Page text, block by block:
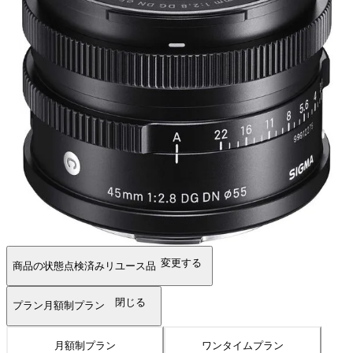
商品の状態点検済みリユース品 変更する
プラン 月額制プラン 閉じる
月額制プラン ワンタイムプラン